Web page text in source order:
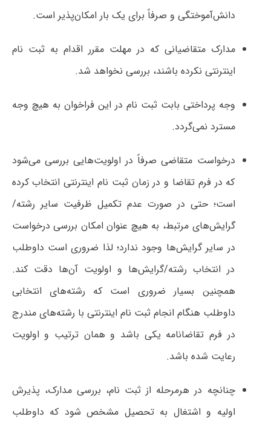
دانش‌آموختگی و صرفاً برای یک بار امکان‌پذیر است.
مدارک متقاضیانی که در مهلت مقرر اقدام به ثبت نام
اینترنتی نکرده باشند، بررسی نخواهد شد.
وجه پرداختی بابت ثبت نام در این فراخوان به هیچ وجه
مسترد نمی‌گردد.
درخواست متقاضی صرفاً در اولویت‌هایی بررسی می‌شود
که در فرم تقاضا و در زمان ثبت نام اینترنتی انتخاب کرده
است؛ حتی در صورت‌ عدم تکمیل ظرفیت سایر رشته/
گرایش‌های مرتبط، به هیچ عنوان امکان بررسی درخواست
در سایر گرایش‌ها وجود ندارد؛ لذا ضروری است داوطلب
در انتخاب رشته/گرایش‌ها و اولویت آن‌ها دقت کند.
همچنین بسیار ضروری است که رشته‌های انتخابی
داوطلب هنگام انجام ثبت نام اینترنتی با رشته‌های مندرج
در فرم تقاضانامه یکی باشد و همان ترتیب و اولویت
رعایت شده باشد.
چنانچه در هرمرحله از ثبت نام، بررسی مدارک، پذیرش
اولیه و اشتغال به تحصیل مشخص شود که داوطلب